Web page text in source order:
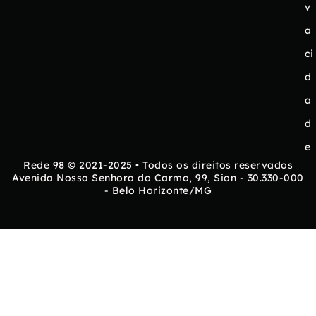
v
a
ci
d
a
d
e
Rede 98 © 2021-2025 • Todos os direitos reservados
Avenida Nossa Senhora do Carmo, 99, Sion - 30.330-000
- Belo Horizonte/MG